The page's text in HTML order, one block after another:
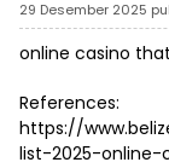
29 Desember 2025
online casino
References:
https://
list-2025-